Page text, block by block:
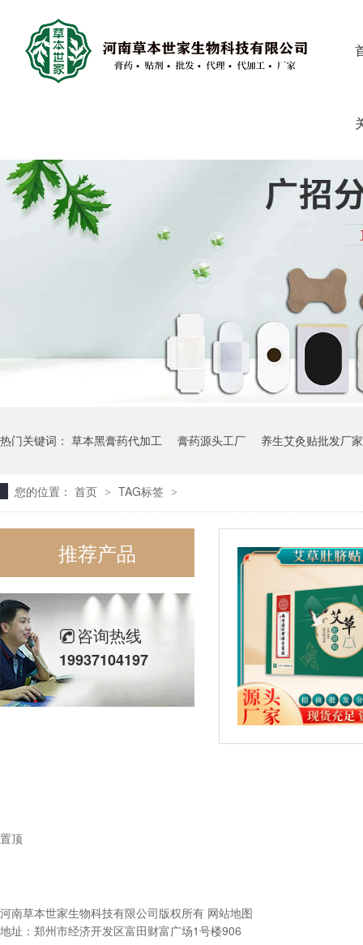
热门关键词： ​草本黑膏药代加工 膏药源头工厂 养生艾灸贴批发厂家
您的位置： 首页 > TAG标签 >
推荐产品
咨询热线
19937104197
置顶
河南草本世家生物科技有限公司版权所有 网站地图
地址：郑州市经济开发区富田财富广场1号楼906